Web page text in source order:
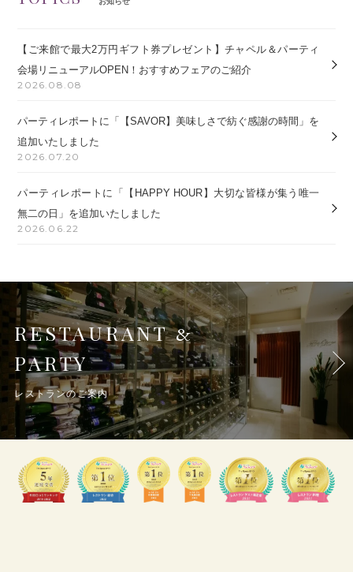
【ご来館で最大2万円ギフト券プレゼント】チャペル＆パーティ
会場リニューアルOPEN！おすすめフェアのご紹介
2026.08.08
パーティレポートに「【SAVOR】美味しさで紡ぐ感謝の時間」を
追加いたしました
2026.07.20
パーティレポートに「【HAPPY HOUR】大切な皆様が集う唯一
無二の日」を追加いたしました
2026.06.22
RESTAURANT&
PARTY
レストランのご案内